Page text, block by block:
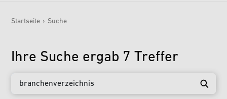
Startseite › Suche
Ihre Suche ergab 7 Treffer
Suchbegriff